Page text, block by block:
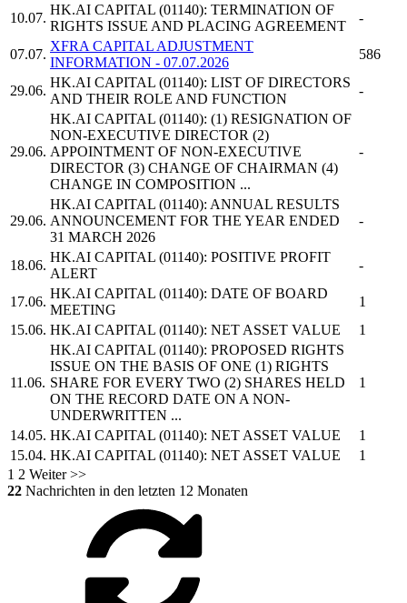
10.07.
HK.AI CAPITAL (01140): TERMINATION OF
RIGHTS ISSUE AND PLACING AGREEMENT
-
07.07.
XFRA CAPITAL ADJUSTMENT
INFORMATION - 07.07.2026
586
29.06.
HK.AI CAPITAL (01140): LIST OF DIRECTORS
AND THEIR ROLE AND FUNCTION
-
29.06.
HK.AI CAPITAL (01140): (1) RESIGNATION OF
NON-EXECUTIVE DIRECTOR (2)
APPOINTMENT OF NON-EXECUTIVE
DIRECTOR (3) CHANGE OF CHAIRMAN (4)
CHANGE IN COMPOSITION ...
-
29.06.
HK.AI CAPITAL (01140): ANNUAL RESULTS
ANNOUNCEMENT FOR THE YEAR ENDED
31 MARCH 2026
-
18.06.
HK.AI CAPITAL (01140): POSITIVE PROFIT
ALERT
-
17.06.
HK.AI CAPITAL (01140): DATE OF BOARD
MEETING
1
15.06. HK.AI CAPITAL (01140): NET ASSET VALUE 1
11.06.
HK.AI CAPITAL (01140): PROPOSED RIGHTS
ISSUE ON THE BASIS OF ONE (1) RIGHTS
SHARE FOR EVERY TWO (2) SHARES HELD
ON THE RECORD DATE ON A NON-
UNDERWRITTEN ...
1
14.05. HK.AI CAPITAL (01140): NET ASSET VALUE
1
15.04. HK.AI CAPITAL (01140): NET ASSET VALUE
1
1 2 Weiter >>
22 Nachrichten in den letzten 12 Monaten